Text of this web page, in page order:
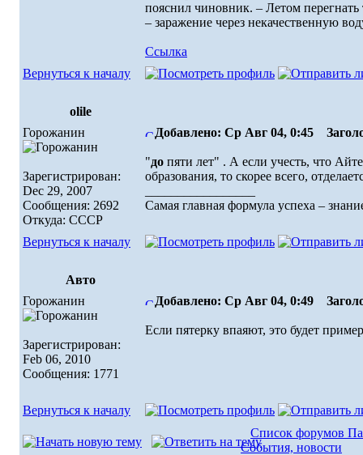
пояснил чиновник. – Летом перегнать
– заражение через некачественную
Ссылка
Вернуться к началу
olile
Горожанин
Зарегистрирован:
Dec 29, 2007
Сообщения: 2692
Откуда: СССР
Добавлено: Ср Авг 04, 0:45
"до пяти лет" . А если учесть, что
образования, то скорее всего,
Самая главная формула успеха –
Вернуться к началу
Авто
Горожанин
Зарегистрирован:
Feb 06, 2010
Сообщения: 1771
Добавлено: Ср Авг 04, 0:49
Если пятерку впаяют, это будет
Вернуться к началу
Список форумов
События, новости